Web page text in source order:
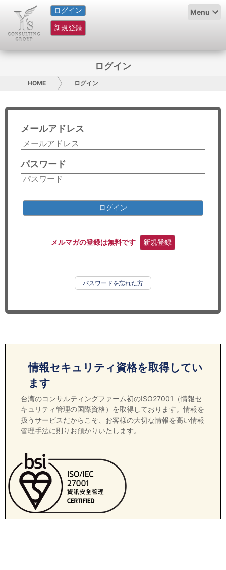
ログイン
新規登録
Menu
HOME
サービス紹介
グループ概要
採用情報
お問い合わせ
コンサルティング
リサーチ
ログイン
HOME ログイン
メールアドレス
パスワード
ログイン
メルマガの登録は無料です 新規登録
パスワードを忘れた方
情報セキュリティ資格を取得してい
ます
台湾のコンサルティングファーム初のISO27001（情報セ
キュリティ管理の国際資格）を取得しております。情報を
扱うサービスだからこそ、お客様の大切な情報を高い情報
管理手法に則りお預かりいたします。